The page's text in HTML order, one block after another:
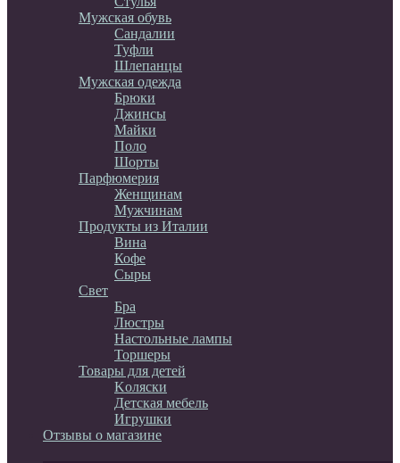
Мужская обувь
Сандалии
Туфли
Шлепанцы
Мужская одежда
Брюки
Джинсы
Майки
Поло
Шорты
Парфюмерия
Женщинам
Мужчинам
Продукты из Италии
Вина
Кофе
Сыры
Свет
Бра
Люстры
Настольные лампы
Торшеры
Товары для детей
Kоляски
Детская мебель
Игрушки
Отзывы о магазине